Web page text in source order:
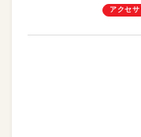
授によ
アクセサ